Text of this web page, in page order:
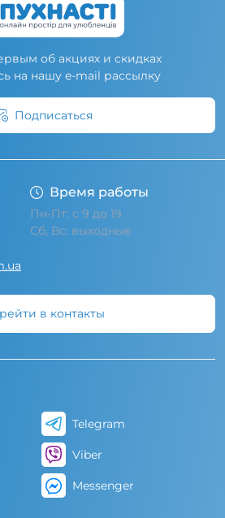
об акциях и скидках
на нашу e-mail рассылку
Подписаться
Время работы
Пн-Пт: с 9 до 19
Сб, Вс: выходные
в контакты
Telegram
Viber
Messenger